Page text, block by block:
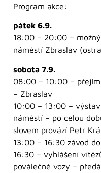
Program akce:
pátek 6.9.
18:00 – 20:00 –
náměstí Zbraslav
sobota 7.9.
08:00 – 10:00 –
– Zbraslav
10:00 – 13:00 –
náměstí – po celou
slovem provází Petr
13:00 – 16:30 závod
16:30 – vyhlášení
poválečné vozy –